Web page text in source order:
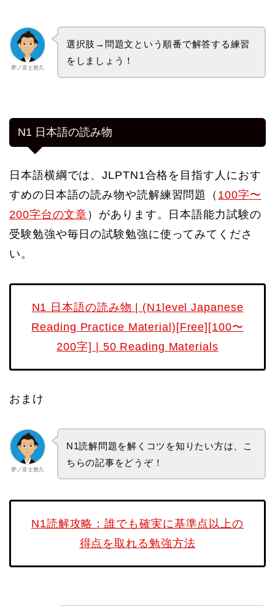
夢ノ富士雅久
選択肢→問題文という順番で解答する練習
をしましょう！
N1 日本語の読み物
日本語横綱では、JLPTN1合格を目指す人におす
すめの日本語の読み物や読解練習問題（ 100字〜
200字台の文章 ）があります。日本語能力試験の
受験勉強や毎日の試験勉強に使ってみてくださ
い。
N1 日本語の読み物 | (N1level Japanese
Reading Practice Material)[Free][100〜
200字] | 50 Reading Materials
おまけ
夢ノ富士雅久
N1読解問題を解くコツを知りたい方は、こ
ちらの記事をどうぞ！
N1読解攻略：誰でも確実に基準点以上の
得点を取れる勉強方法